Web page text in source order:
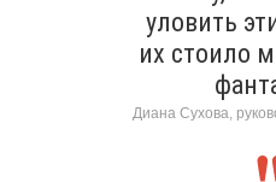
уловить
их стоило
Диана Сухова,